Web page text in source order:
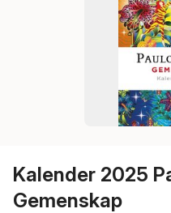
Kalender 2025
Gemenskap